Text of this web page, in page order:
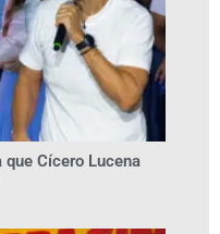
que Cícero Lucena